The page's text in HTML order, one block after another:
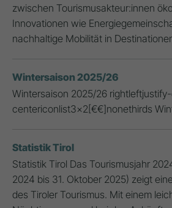
zwischen Tourismusakteur:innen
Innovationen wie
nachhaltige Mobilität in
Wintersaison 2025/26
Wintersaison 2025/26
centericonlist3x2[€€]nonethirds
Statistik Tirol
Statistik Tirol Das Tourismusjahr
2024 bis 31. Oktober 2025) zeigt
des Tiroler Tourismus. Mit einem